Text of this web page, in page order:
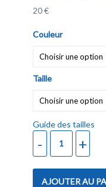
20€
Couleur
Taille
Guide des tailles
AJOUTER AU